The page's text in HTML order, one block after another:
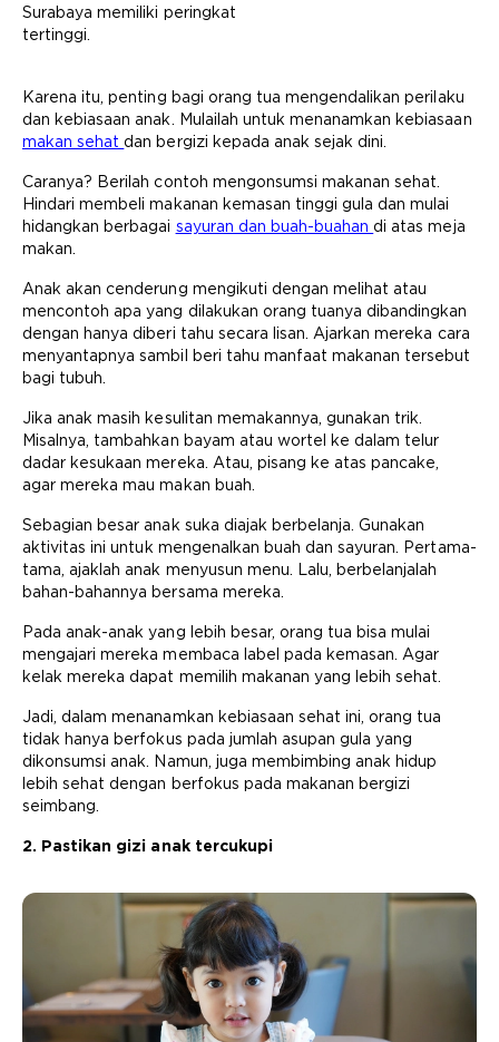
Surabaya memiliki peringkat
tertinggi.
Karena itu, penting bagi orang tua mengendalikan perilaku
dan kebiasaan anak. Mulailah untuk menanamkan kebiasaan
makan sehat dan bergizi kepada anak sejak dini.
Caranya? Berilah contoh mengonsumsi makanan sehat.
Hindari membeli makanan kemasan tinggi gula dan mulai
hidangkan berbagai sayuran dan buah-buahan di atas meja
makan.
Anak akan cenderung mengikuti dengan melihat atau
mencontoh apa yang dilakukan orang tuanya dibandingkan
dengan hanya diberi tahu secara lisan. Ajarkan mereka cara
menyantapnya sambil beri tahu manfaat makanan tersebut
bagi tubuh.
Jika anak masih kesulitan memakannya, gunakan trik.
Misalnya, tambahkan bayam atau wortel ke dalam telur
dadar kesukaan mereka. Atau, pisang ke atas pancake,
agar mereka mau makan buah.
Sebagian besar anak suka diajak berbelanja. Gunakan
aktivitas ini untuk mengenalkan buah dan sayuran. Pertama-
tama, ajaklah anak menyusun menu. Lalu, berbelanjalah
bahan-bahannya bersama mereka.
Pada anak-anak yang lebih besar, orang tua bisa mulai
mengajari mereka membaca label pada kemasan. Agar
kelak mereka dapat memilih makanan yang lebih sehat.
Jadi, dalam menanamkan kebiasaan sehat ini, orang tua
tidak hanya berfokus pada jumlah asupan gula yang
dikonsumsi anak. Namun, juga membimbing anak hidup
lebih sehat dengan berfokus pada makanan bergizi
seimbang.
2. Pastikan gizi anak tercukupi